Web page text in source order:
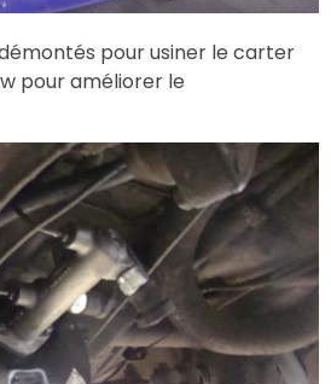
pour usiner le carter
pour améliorer le